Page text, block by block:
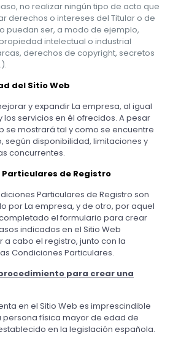
no realizar ningún tipo de acto que
derechos o intereses del Titular o de
puedan ser, a modo de ejemplo,
intelectual o industrial
derechos de copyright, secretos
del Sitio Web
y expandir La empresa, al igual
los servicios en él ofrecidos. A pesar
se mostrará tal y como se encuentre
según disponibilidad, limitaciones y
concurrentes.
Particulares de Registro
Particulares de Registro son
por La empresa, y de otro, por aquel
el formulario para crear
indicados en el Sitio Web
a cabo el registro, junto con la
Condiciones Particulares.
para crear una
en el Sitio Web es imprescindible
persona física mayor de edad de
en la legislación española.